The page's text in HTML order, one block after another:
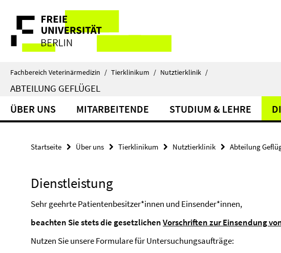
direkt
Inhalt
Service-
Navigation
Fachbereich Veterinärmedizin / Tierklinikum / Nutztierklinik /
ABTEILUNG GEFLÜGEL
ÜBER UNS MITARBEITENDE STUDIUM & LEHRE
Startseite Über uns Tierklinikum Nutztierklinik Abteilung
Dienstleistung
Sehr geehrte Patientenbesitzer*innen und Einsender*innen,
beachten Sie stets die gesetzlichenVorschriften zur Einsendung
Nutzen Sie unsere Formulare für Untersuchungsaufträge: